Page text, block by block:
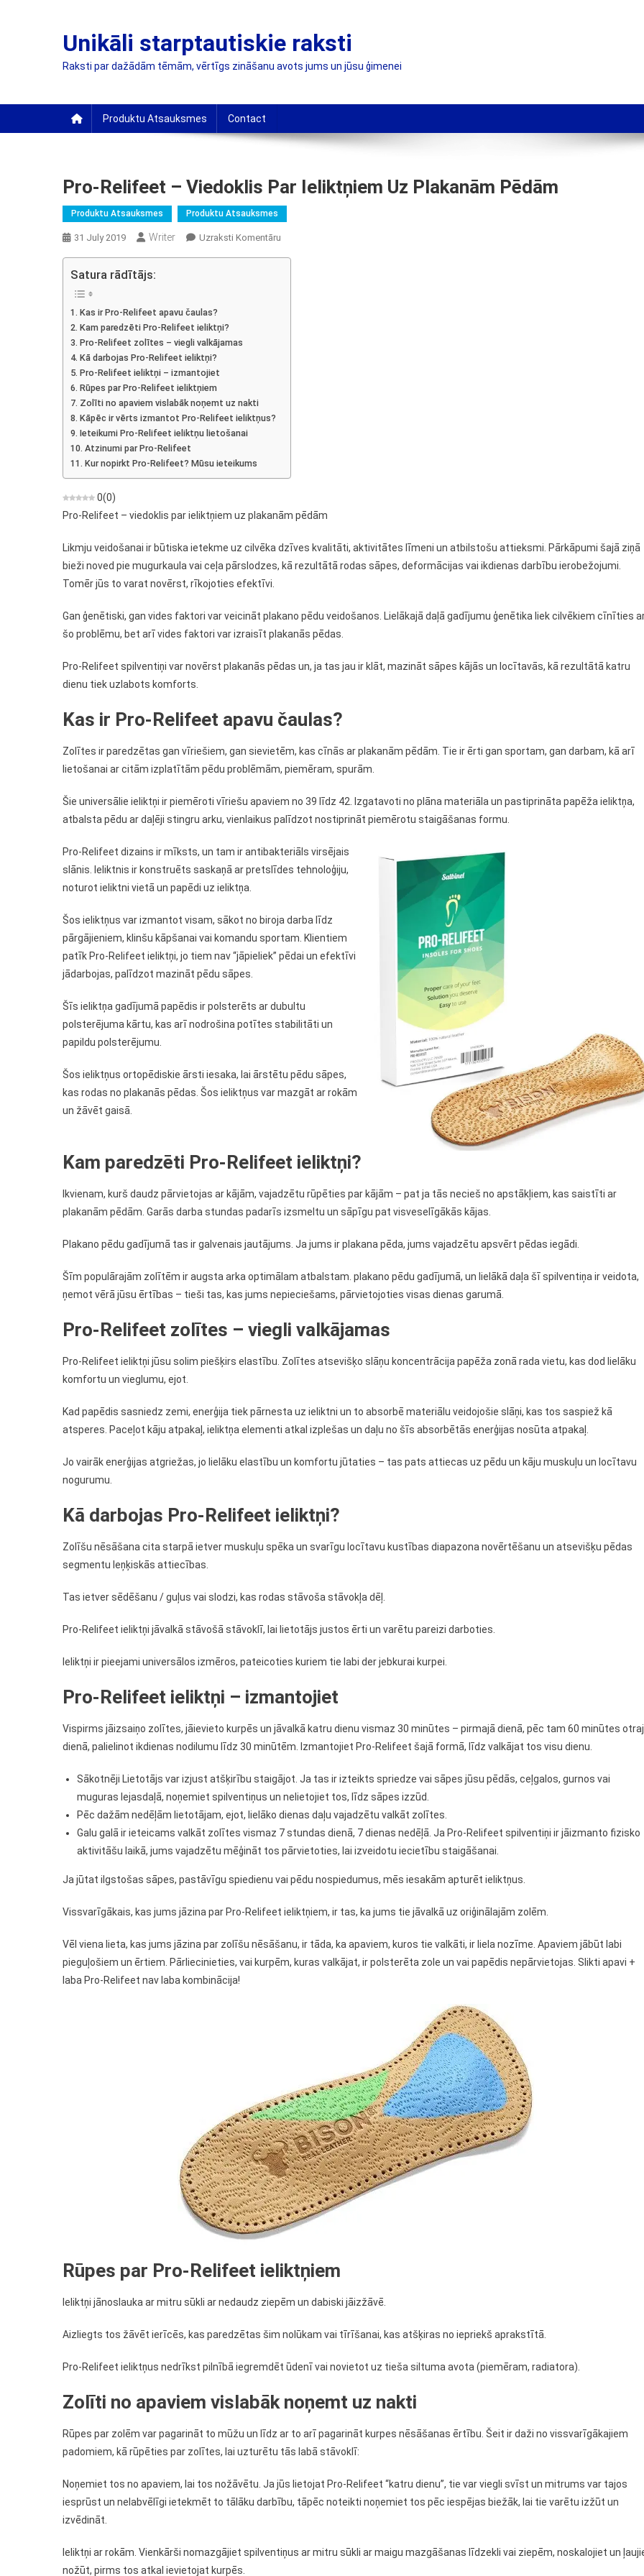
Unikāli starptautiskie raksti
Raksti par dažādām tēmām, vērtīgs zināšanu avots jums un jūsu ģimenei
Produktu Atsauksmes Contact
Pro-Relifeet – Viedoklis Par Ieliktņiem Uz Plakanām Pēdām
Produktu Atsauksmes Produktu Atsauksmes
31 July 2019 Writer Uzraksti Komentāru
Satura rādītājs:
Kas ir Pro-Relifeet apavu čaulas?
Kam paredzēti Pro-Relifeet ieliktņi?
Pro-Relifeet zolītes – viegli valkājamas
Kā darbojas Pro-Relifeet ieliktņi?
Pro-Relifeet ieliktņi – izmantojiet
Rūpes par Pro-Relifeet ieliktņiem
Zolīti no apaviem vislabāk noņemt uz nakti
Kāpēc ir vērts izmantot Pro-Relifeet ieliktņus?
Ieteikumi Pro-Relifeet ieliktņu lietošanai
Atzinumi par Pro-Relifeet
Kur nopirkt Pro-Relifeet? Mūsu ieteikums
0(0)
Pro-Relifeet – viedoklis par ieliktņiem uz plakanām pēdām
Likmju veidošanai ir būtiska ietekme uz cilvēka dzīves kvalitāti, aktivitātes līmeni un atbilstošu attieksmi. Pārkāpumi šajā ziņā
bieži noved pie mugurkaula vai ceļa pārslodzes, kā rezultātā rodas sāpes, deformācijas vai ikdienas darbību ierobežojumi.
Tomēr jūs to varat novērst, rīkojoties efektīvi.
Gan ģenētiski, gan vides faktori var veicināt plakano pēdu veidošanos. Lielākajā daļā gadījumu ģenētika liek cilvēkiem cīnīties
šo problēmu, bet arī vides faktori var izraisīt plakanās pēdas.
Pro-Relifeet spilventiņi var novērst plakanās pēdas un, ja tas jau ir klāt, mazināt sāpes kājās un locītavās, kā rezultātā katru
dienu tiek uzlabots komforts.
Kas ir Pro-Relifeet apavu čaulas?
Zolītes ir paredzētas gan vīriešiem, gan sievietēm, kas cīnās ar plakanām pēdām. Tie ir ērti gan sportam, gan darbam, kā arī
lietošanai ar citām izplatītām pēdu problēmām, piemēram, spurām.
Šie universālie ieliktņi ir piemēroti vīriešu apaviem no 39 līdz 42. Izgatavoti no plāna materiāla un pastiprināta papēža ieliktņa,
atbalsta pēdu ar daļēji stingru arku, vienlaikus palīdzot nostiprināt piemērotu staigāšanas formu.
Pro-Relifeet dizains ir mīksts, un tam ir antibakteriāls virsējais
slānis. Ieliktnis ir konstruēts saskaņā ar pretslīdes tehnoloģiju,
noturot ieliktni vietā un papēdi uz ieliktņa.
Šos ieliktņus var izmantot visam, sākot no biroja darba līdz
pārgājieniem, klinšu kāpšanai vai komandu sportam. Klientiem
patīk Pro-Relifeet ieliktņi, jo tiem nav “jāpieliek” pēdai un efektīvi
jādarbojas, palīdzot mazināt pēdu sāpes.
Šīs ieliktņa gadījumā papēdis ir polsterēts ar dubultu
polsterējuma kārtu, kas arī nodrošina potītes stabilitāti un
papildu polsterējumu.
Šos ieliktņus ortopēdiskie ārsti iesaka, lai ārstētu pēdu sāpes,
kas rodas no plakanās pēdas. Šos ieliktņus var mazgāt ar rokām
un žāvēt gaisā.
Kam paredzēti Pro-Relifeet ieliktņi?
Ikvienam, kurš daudz pārvietojas ar kājām, vajadzētu rūpēties par kājām – pat ja tās necieš no apstākļiem, kas saistīti ar
plakanām pēdām. Garās darba stundas padarīs izsmeltu un sāpīgu pat visveselīgākās kājas.
Plakano pēdu gadījumā tas ir galvenais jautājums. Ja jums ir plakana pēda, jums vajadzētu apsvērt pēdas iegādi.
Šīm populārajām zolītēm ir augsta arka optimālam atbalstam. plakano pēdu gadījumā, un lielākā daļa šī spilventiņa ir veidota,
ņemot vērā jūsu ērtības – tieši tas, kas jums nepieciešams, pārvietojoties visas dienas garumā.
Pro-Relifeet zolītes – viegli valkājamas
Pro-Relifeet ieliktņi jūsu solim piešķirs elastību. Zolītes atsevišķo slāņu koncentrācija papēža zonā rada vietu, kas dod lielāku
komfortu un vieglumu, ejot.
Kad papēdis sasniedz zemi, enerģija tiek pārnesta uz ieliktni un to absorbē materiālu veidojošie slāņi, kas tos saspiež kā
atsperes. Paceļot kāju atpakaļ, ieliktņa elementi atkal izplešas un daļu no šīs absorbētās enerģijas nosūta atpakaļ.
Jo vairāk enerģijas atgriežas, jo lielāku elastību un komfortu jūtaties – tas pats attiecas uz pēdu un kāju muskuļu un locītavu
nogurumu.
Kā darbojas Pro-Relifeet ieliktņi?
Zolīšu nēsāšana cita starpā ietver muskuļu spēka un svarīgu locītavu kustības diapazona novērtēšanu un atsevišķu pēdas
segmentu leņķiskās attiecības.
Tas ietver sēdēšanu / guļus vai slodzi, kas rodas stāvoša stāvokļa dēļ.
Pro-Relifeet ieliktņi jāvalkā stāvošā stāvoklī, lai lietotājs justos ērti un varētu pareizi darboties.
Ieliktņi ir pieejami universālos izmēros, pateicoties kuriem tie labi der jebkurai kurpei.
Pro-Relifeet ieliktņi – izmantojiet
Vispirms jāizsaiņo zolītes, jāievieto kurpēs un jāvalkā katru dienu vismaz 30 minūtes – pirmajā dienā, pēc tam 60 minūtes
dienā, palielinot ikdienas nodilumu līdz 30 minūtēm. Izmantojiet Pro-Relifeet šajā formā, līdz valkājat tos visu dienu.
Sākotnēji Lietotājs var izjust atšķirību staigājot. Ja tas ir izteikts spriedze vai sāpes jūsu pēdās, ceļgalos, gurnos vai
muguras lejasdaļā, noņemiet spilventiņus un nelietojiet tos, līdz sāpes izzūd.
Pēc dažām nedēļām lietotājam, ejot, lielāko dienas daļu vajadzētu valkāt zolītes.
Galu galā ir ieteicams valkāt zolītes vismaz 7 stundas dienā, 7 dienas nedēļā. Ja Pro-Relifeet spilventiņi ir jāizmanto fizisko
aktivitāšu laikā, jums vajadzētu mēģināt tos pārvietoties, lai izveidotu iecietību staigāšanai.
Ja jūtat ilgstošas sāpes, pastāvīgu spiedienu vai pēdu nospiedumus, mēs iesakām apturēt ieliktņus.
Vissvarīgākais, kas jums jāzina par Pro-Relifeet ieliktņiem, ir tas, ka jums tie jāvalkā uz oriģinālajām zolēm.
Vēl viena lieta, kas jums jāzina par zolīšu nēsāšanu, ir tāda, ka apaviem, kuros tie valkāti, ir liela nozīme. Apaviem jābūt labi
pieguļošiem un ērtiem. Pārliecinieties, vai kurpēm, kuras valkājat, ir polsterēta zole un vai papēdis nepārvietojas. Slikti apavi +
laba Pro-Relifeet nav laba kombinācija!
Rūpes par Pro-Relifeet ieliktņiem
Ieliktņi jānoslauka ar mitru sūkli ar nedaudz ziepēm un dabiski jāizžāvē.
Aizliegts tos žāvēt ierīcēs, kas paredzētas šim nolūkam vai tīrīšanai, kas atšķiras no iepriekš aprakstītā.
Pro-Relifeet ieliktņus nedrīkst pilnībā iegremdēt ūdenī vai novietot uz tieša siltuma avota (piemēram, radiatora).
Zolīti no apaviem vislabāk noņemt uz nakti
Rūpes par zolēm var pagarināt to mūžu un līdz ar to arī pagarināt kurpes nēsāšanas ērtību. Šeit ir daži no vissvarīgākajiem
padomiem, kā rūpēties par zolītes, lai uzturētu tās labā stāvoklī:
Noņemiet tos no apaviem, lai tos nožāvētu. Ja jūs lietojat Pro-Relifeet “katru dienu”, tie var viegli svīst un mitrums var tajos
iesprūst un nelabvēlīgi ietekmēt to tālāku darbību, tāpēc noteikti noņemiet tos pēc iespējas biežāk, lai tie varētu izžūt un
izvēdināt.
Ieliktņi ar rokām. Vienkārši nomazgājiet spilventiņus ar mitru sūkli ar maigu mazgāšanas līdzekli vai ziepēm, noskalojiet un
nožūt, pirms tos atkal ievietojat kurpēs.